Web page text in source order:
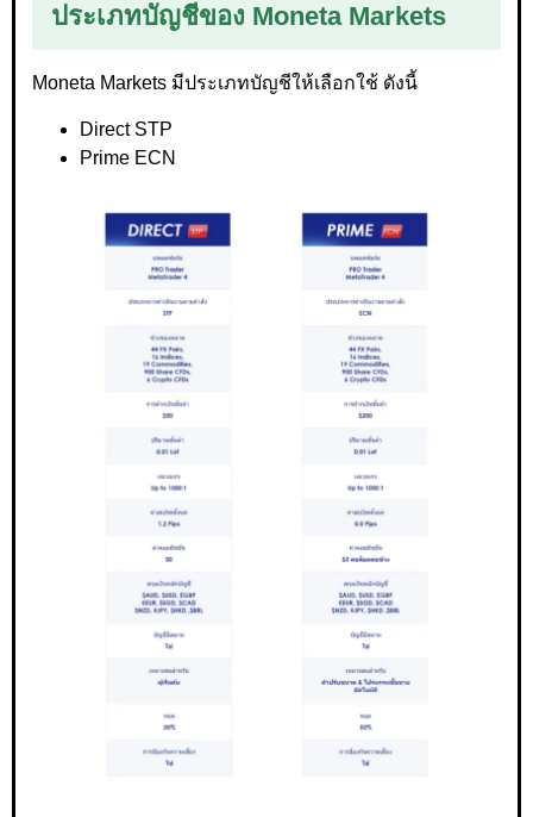
ประเภทบัญชีของ Moneta Markets
Moneta Markets มีประเภทบัญชีให้เลือกใช้ ดังนี้
Direct STP
Prime ECN